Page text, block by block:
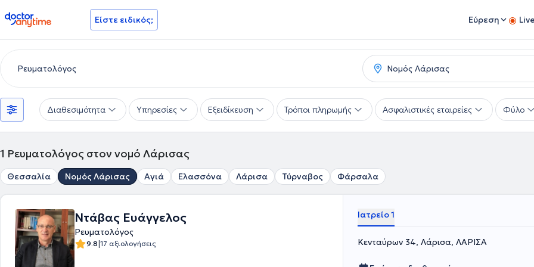
doctoranytime Είστε ειδικός; Εύρεση
Διαθεσιμότητα Υπηρεσίες Εξειδίκευση Τρόποι πληρωμής Ασφαλιστικές εταιρείες Φύλο
1 Ρευματολόγος στον νομό Λάρισας
Θεσσαλία Νομός Λάρισας Αγιά Ελασσόνα Λάρισα Τύρναβος Φάρσαλα
Ντάβας Ευάγγελος
Ρευματολόγος
9.8|17 αξιολογήσεις
Ιατρείο 1
Κενταύρων 34, Λάρισα, ΛΑΡΙΣΑ